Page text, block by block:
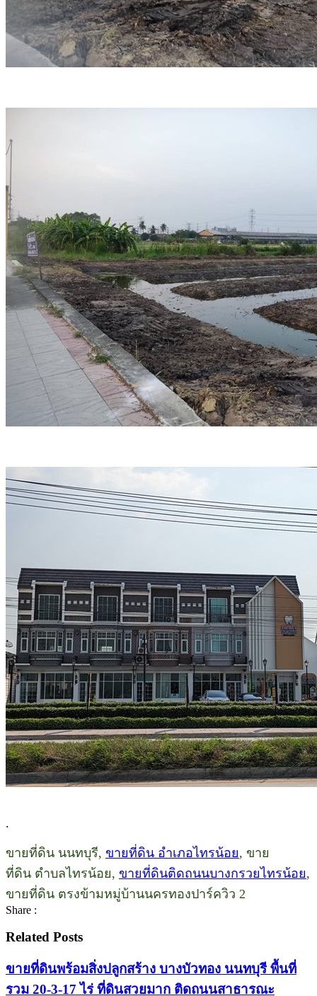
.
ขายที่ดิน นนทบุรี, ขายที่ดิน อำเภอไทรน้อย, ขาย
ที่ดิน ตำบลไทรน้อย, ขายที่ดินติดถนนบางกรวยไทรน้อย,
ขายที่ดิน ตรงข้ามหมู่บ้านนครทองปาร์ควิว 2
Share :
Related Posts
ขายที่ดินพร้อมสิ่งปลูกสร้าง บางบัวทอง นนทบุรี พื้นที่
รวม 20-3-17 ไร่ ที่ดินสวยมาก ติดถนนสาธารณะ